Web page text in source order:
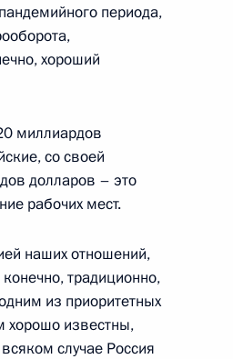
периода,
хороший
миллиардов
со своей
долларов – это
рабочих мест.
наших отношений,
традиционно,
из приоритетных
хорошо известны,
случае Россия